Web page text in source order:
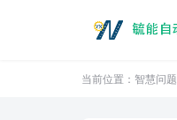
当前位置： 智慧问题